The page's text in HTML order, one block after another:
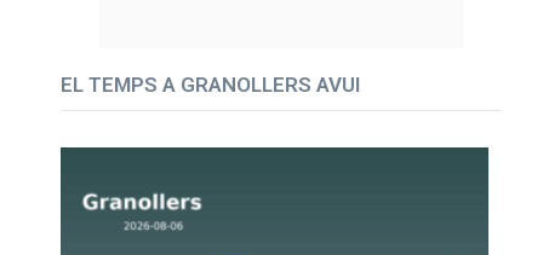
EL TEMPS A GRANOLLERS AVUI